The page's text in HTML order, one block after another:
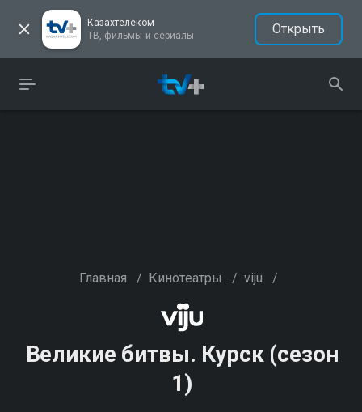
Казахтелеком
ТВ, фильмы и сериалы
Открыть
Главная / Кинотеатры / viju /
Великие битвы. Курск (сезон
1)